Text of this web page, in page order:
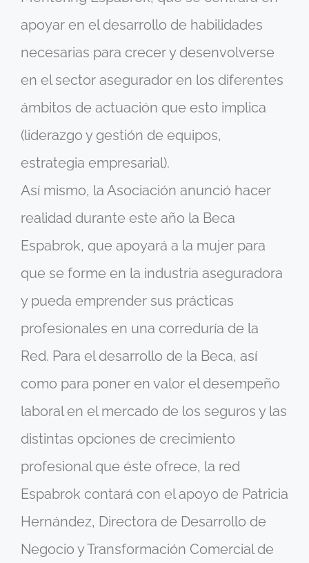
apoyar en el desarrollo de habilidades
necesarias para crecer y desenvolverse
en el sector asegurador en los diferentes
ámbitos de actuación que esto implica
(liderazgo y gestión de equipos,
estrategia empresarial).
Así mismo, la Asociación anunció hacer
realidad durante este año la Beca
Espabrok, que apoyará a la mujer para
que se forme en la industria aseguradora
y pueda emprender sus prácticas
profesionales en una correduría de la
Red. Para el desarrollo de la Beca, así
como para poner en valor el desempeño
laboral en el mercado de los seguros y las
distintas opciones de crecimiento
profesional que éste ofrece, la red
Espabrok contará con el apoyo de Patricia
Hernández, Directora de Desarrollo de
Negocio y Transformación Comercial de